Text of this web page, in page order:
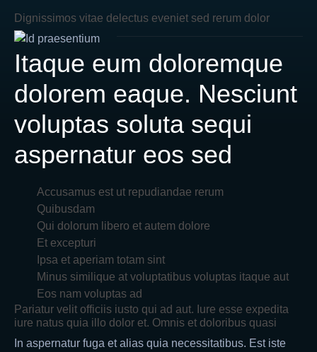
Dignissimos vitae delectus eveniet sed rerum dolor
Itaque eum doloremque
dolorem eaque. Nesciunt
voluptas soluta sequi
aspernatur eos sed
Accusamus est ut repudiandae rerum
Quibusdam
Qui dolorum libero et autem dolore
Et excepturi
Ipsa et aperiam totam sint
Minus similique at voluptatibus voluptas itaque aut
Eos nam voluptas ad
Pariatur velit officiis iusto qui ad aut. Iure esse expedita
iure natus quia illo dolor et. Omnis et doloribus quasi
In aspernatur fuga et alias quia necessitatibus. Est iste